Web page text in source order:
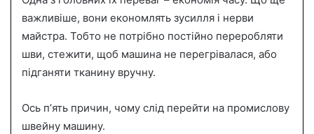
важливіше, вони економлять зусилля і нерви
майстра. Тобто не потрібно постійно переробляти
шви, стежити, щоб машина не перегрівалася, або
підганяти тканину вручну.
Ось пʼять причин, чому слід перейти на промислову
швейну машину.